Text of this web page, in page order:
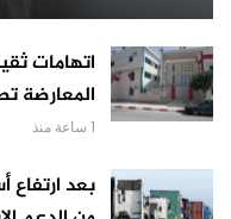
اتهامات
المعارضة
1 ساعة منذ
بعد ارتفاع